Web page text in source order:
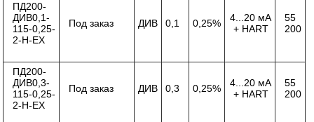
ПД200-
ДИВ0,1-
115-0,25-
2-Н-ЕХ
Под заказ ДИВ 0,1 0,25%
4...20 мА
+ HART
55
200
ПД200-
ДИВ0,3-
115-0,25-
2-Н-ЕХ
Под заказ ДИВ 0,3 0,25%
4...20 мА
+ HART
55
200